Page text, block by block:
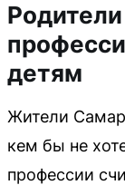
детям
Жители
кем бы не
профессии